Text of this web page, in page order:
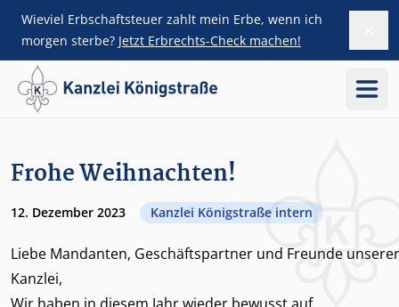
Wieviel Erbschaftsteuer zahlt mein Erbe, wenn ich
morgen sterbe? Jetzt Erbrechts-Check machen!
ZUM HAUPTINHALT SPRINGEN
SIDEBAR ÜBERSPRINGEN
Frohe Weihnachten!
12. Dezember 2023 Kanzlei Königstraße intern
Liebe Mandanten, Geschäftspartner und Freunde unserer
Kanzlei,